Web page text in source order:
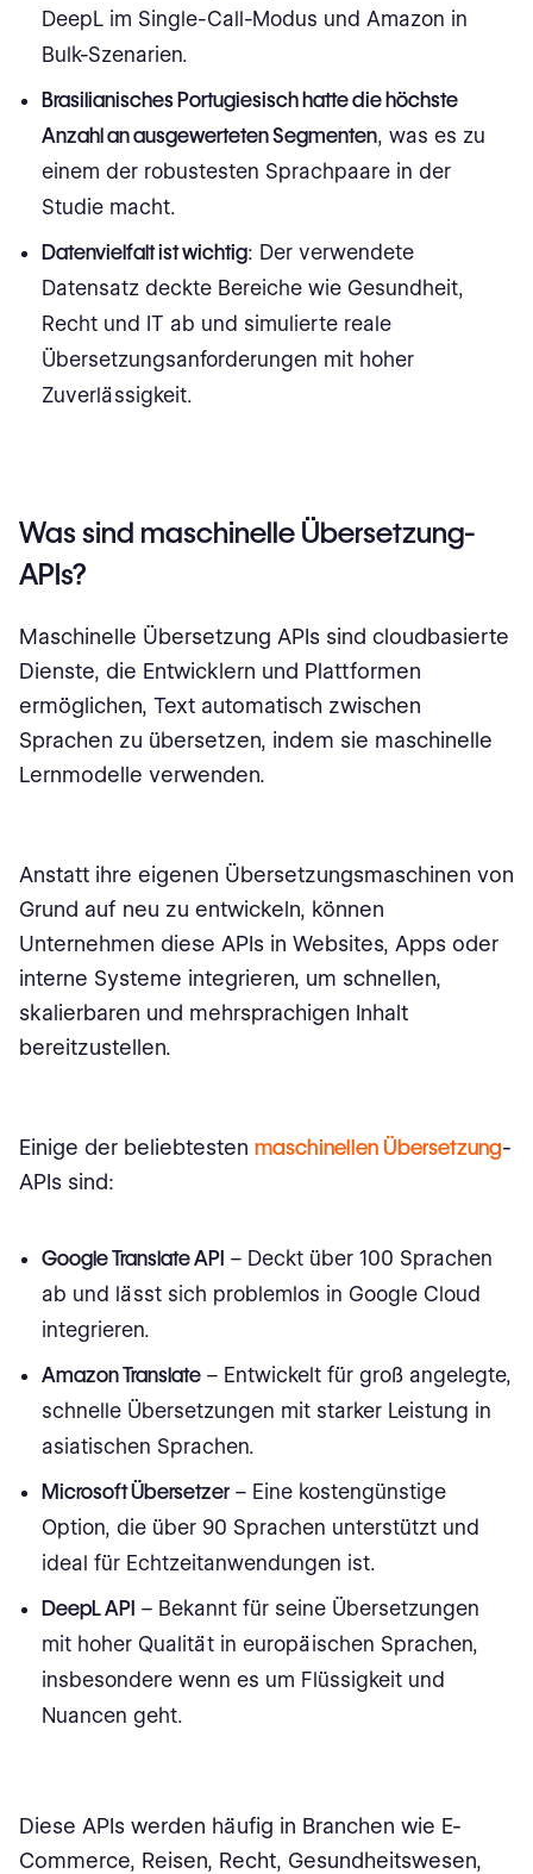
DeepL im Single-Call-Modus und Amazon in
Bulk-Szenarien.
Brasilianisches Portugiesisch hatte die höchste
Anzahl an ausgewerteten Segmenten, was es zu
einem der robustesten Sprachpaare in der
Studie macht.
Datenvielfalt ist wichtig: Der verwendete
Datensatz deckte Bereiche wie Gesundheit,
Recht und IT ab und simulierte reale
Übersetzungsanforderungen mit hoher
Zuverlässigkeit.
Was sind maschinelle Übersetzung-
APIs?
Maschinelle Übersetzung APIs sind cloudbasierte
Dienste, die Entwicklern und Plattformen
ermöglichen, Text automatisch zwischen
Sprachen zu übersetzen, indem sie maschinelle
Lernmodelle verwenden.
Anstatt ihre eigenen Übersetzungsmaschinen von
Grund auf neu zu entwickeln, können
Unternehmen diese APIs in Websites, Apps oder
interne Systeme integrieren, um schnellen,
skalierbaren und mehrsprachigen Inhalt
bereitzustellen.
Einige der beliebtesten maschinellen Übersetzung-
APIs sind:
Google Translate API – Deckt über 100 Sprachen
ab und lässt sich problemlos in Google Cloud
integrieren.
Amazon Translate – Entwickelt für groß angelegte,
schnelle Übersetzungen mit starker Leistung in
asiatischen Sprachen.
Microsoft Übersetzer – Eine kostengünstige
Option, die über 90 Sprachen unterstützt und
ideal für Echtzeitanwendungen ist.
DeepL API – Bekannt für seine Übersetzungen
mit hoher Qualität in europäischen Sprachen,
insbesondere wenn es um Flüssigkeit und
Nuancen geht.
Diese APIs werden häufig in Branchen wie E-
Commerce, Reisen, Recht, Gesundheitswesen,